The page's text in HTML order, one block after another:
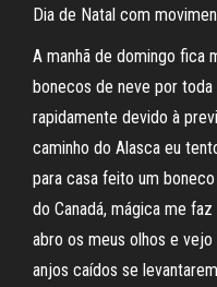
Dia de Natal com
A manhã de domingo fica
bonecos de neve por
rapidamente devido à
caminho do Alasca eu
para casa feito um
do Canadá, mágica me
abro os meus olhos e
anjos caídos se